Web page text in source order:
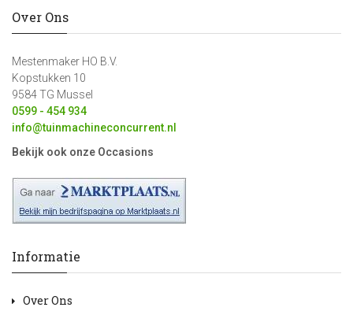
Over Ons
Mestenmaker HO B.V.
Kopstukken 10
9584 TG Mussel
0599 - 454 934
info@tuinmachineconcurrent.nl
Bekijk ook onze Occasions
Informatie
Over Ons